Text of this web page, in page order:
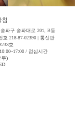
침
파구 송파대로 201, B동
218-87-02390 | 통신판
호
/ 점심시간
무)